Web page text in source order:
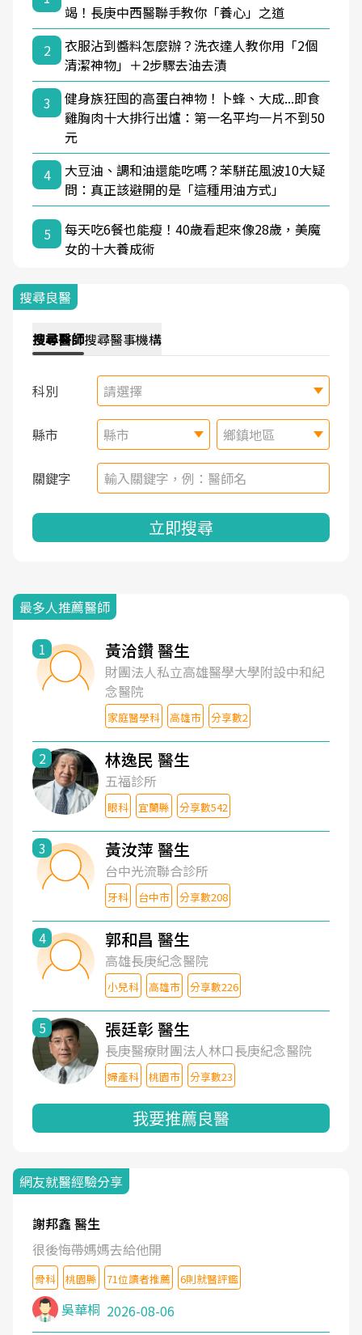
竭！長庚中西醫聯手教你「養心」之道
2
衣服沾到醬料怎麼辦？洗衣達人教你用「2個
清潔神物」＋2步驟去油去漬
3
健身族狂囤的高蛋白神物！卜蜂、大成...即食
雞胸肉十大排行出爐：第一名平均一片不到50
元
4
大豆油、調和油還能吃嗎？苯駢芘風波10大疑
問：真正該避開的是「這種用油方式」
5
每天吃6餐也能瘦！40歲看起來像28歲，美魔
女的十大養成術
搜尋良醫
搜尋醫師搜尋醫事機構
科別 請選擇
縣市 縣市 鄉鎮地區
關鍵字
立即搜尋
最多人推薦醫師
1 黃洽鑽 醫生
財團法人私立高雄醫學大學附設中和紀
念醫院
家庭醫學科 高雄市 分享數2
2 林逸民 醫生
五福診所
眼科 宜蘭縣 分享數542
3 黃汝萍 醫生
台中光流聯合診所
牙科 台中市 分享數208
4 郭和昌 醫生
高雄長庚紀念醫院
小兒科 高雄市 分享數226
5 張廷彰 醫生
長庚醫療財團法人林口長庚紀念醫院
婦產科 桃園市 分享數23
我要推薦良醫
網友就醫經驗分享
謝邦鑫 醫生
很後悔帶媽媽去給他開
骨科 桃園縣 71位讀者推薦 6則就醫評鑑
吳華桐 2026-08-06